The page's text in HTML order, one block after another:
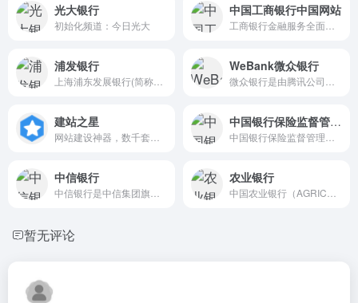
光大银行
初始化频道：今日光大
中国工商银行中国网站
浦发银行 WeBank微众银行
建站之星 中国银行保险监督管理委员会
中信银行 农业银行
暂无评论